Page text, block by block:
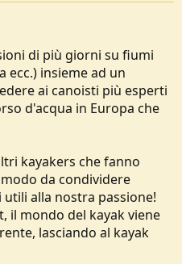
di più giorni su fiumi
ecc.) insieme ad un
ai canoisti più esperti
d'acqua in Europa che
kayakers che fanno
da condividere
alla nostra passione!
il mondo del kayak viene
lasciando al kayak